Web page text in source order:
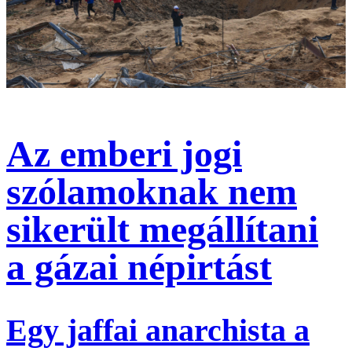
Az emberi jogi
szólamoknak nem
sikerült megállítani
a gázai népirtást
Egy jaffai anarchista a